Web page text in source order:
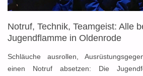
DER
LUFTRETTUNG"
Notruf, Technik, Teamgeist: Alle
Jugendflamme in Oldenrode
Schläuche ausrollen,
einen Notruf absetzen: Die